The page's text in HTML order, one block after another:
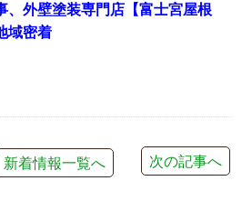
、外壁塗装専門店【富士宮屋根
域密着
次の記事へ
新着情報一覧へ